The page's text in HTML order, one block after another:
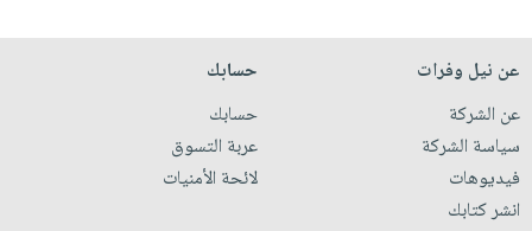
عن نيل وفرات
عن الشركة
سياسة الشركة
فيديوهات
انشر كتابك
حسابك
حسابك
عربة التسوق
لائحة الأمنيات